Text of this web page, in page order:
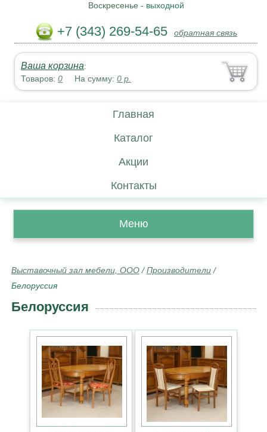
Воскресенье - выходной
+7 (343) 269-54-65 обратная связь
Ваша корзина:
Товаров:0 На сумму:0 р.
Главная
Каталог
Акции
Контакты
Меню
Выставочный зал мебели, ООО /Производители /
Белоруссия
Белоруссия